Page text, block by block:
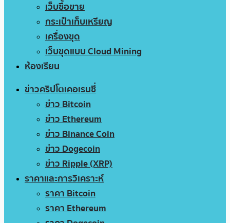
เว็บซื้อขาย
กระเป๋าเก็บเหรียญ
เครื่องขุด
เว็บขุดแบบ Cloud Mining
ห้องเรียน
ข่าวคริปโตเคอเรนซี่
ข่าว Bitcoin
ข่าว Ethereum
ข่าว Binance Coin
ข่าว Dogecoin
ข่าว Ripple (XRP)
ราคาและการวิเคราะห์
ราคา Bitcoin
ราคา Ethereum